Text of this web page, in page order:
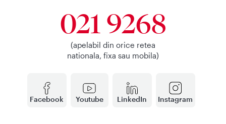
Facebook Youtube LinkedIn Instagram
021 9268
(apelabil din orice retea
nationala, fixa sau mobila)